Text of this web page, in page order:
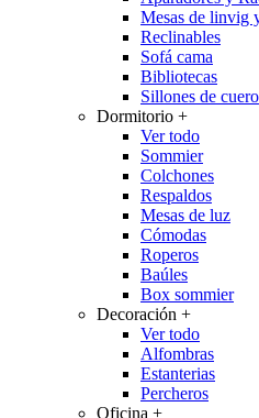
Mesas de linvig
Reclinables
Sofá cama
Bibliotecas
Sillones de cuero
Dormitorio +
Ver todo
Sommier
Colchones
Respaldos
Mesas de luz
Cómodas
Roperos
Baúles
Box sommier
Decoración +
Ver todo
Alfombras
Estanterias
Percheros
Oficina +